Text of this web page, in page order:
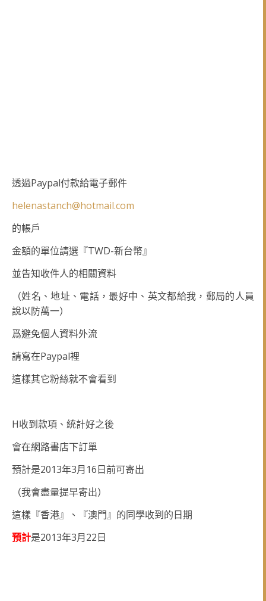
透過Paypal付款給電子郵件
helenastanch@hotmail.com
的帳戶
金額的單位請選『TWD-新台幣』
並告知收件人的相關資料
（姓名、地址、電話，最好中、英文都給我，郵局的人員
說以防萬一）
爲避免個人資料外流
請寫在Paypal裡
這樣其它粉絲就不會看到
H收到款項、統計好之後
會在網路書店下訂單
預計是2013年3月 16 日前可寄出
（我會盡量提早寄出）
這樣『香港』、『澳門』的同學收到的日期
預計是2013年3月 22 日